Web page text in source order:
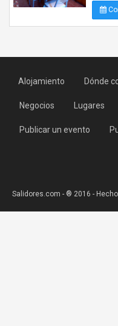
Alojamiento Dónde
Negocios Lugares
Publicar un evento
Salidores.com - ® 2016 -